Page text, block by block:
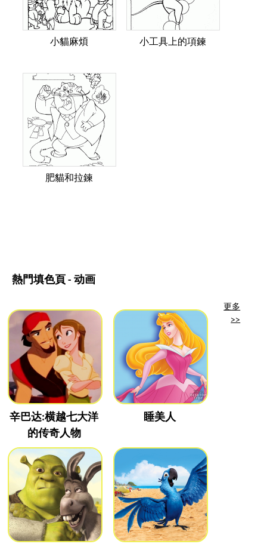
小貓麻煩 小工具上的項鍊
肥貓和拉鍊
熱門填色頁 - 动画
辛巴达:横越七大洋
的传奇人物
睡美人
更多
>>